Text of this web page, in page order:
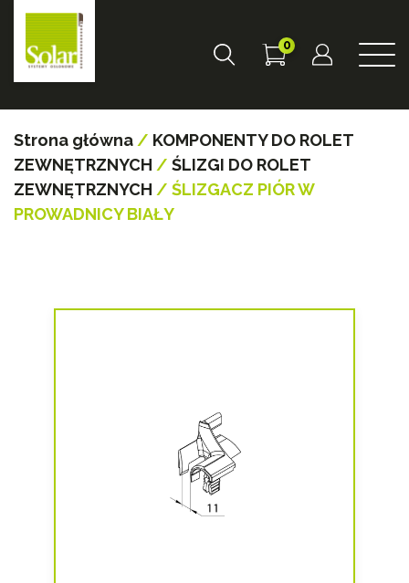
0
Strona główna / KOMPONENTY DO ROLET
ZEWNĘTRZNYCH / ŚLIZGI DO ROLET
ZEWNĘTRZNYCH / ŚLIZGACZ PIÓR W
PROWADNICY BIAŁY